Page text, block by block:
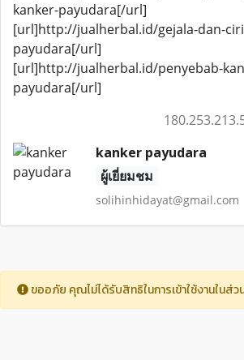
kanker-payudara[/url]
[url]http://jualherbal.id/gejala-dan-
payudara[/url]
[url]http://jualherbal.id/penyebab-
payudara[/url]
kanker payudara
ผู้เยี่ยมชม
solihinhidayat@gmail.com
ขออภัย คุณไม่ได้รับสิทธิในการเข้าใช้งานในส่ว